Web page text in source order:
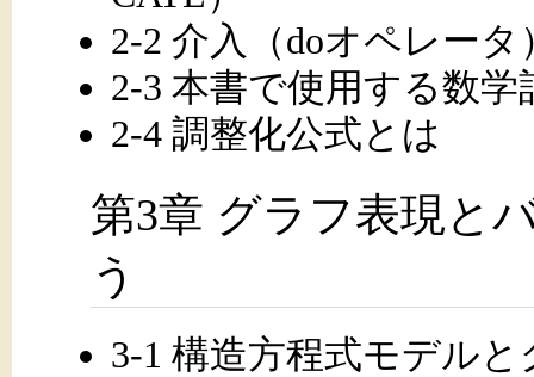
2-2 介入（doオペレータ
2-3 本書で使用する数学
2-4 調整化公式とは
第3章 グラフ表現と
う
3-1 構造方程式モデル